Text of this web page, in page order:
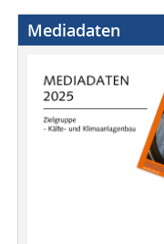
Mediadaten